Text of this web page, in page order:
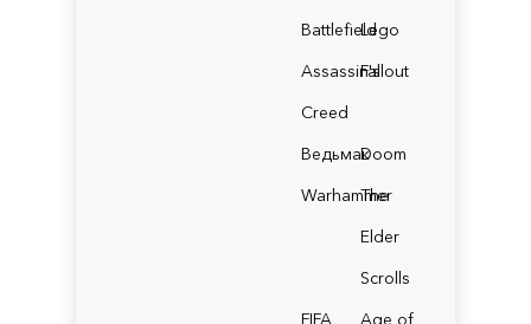
BattlefieldLego
Assassin's
Creed
Fallout
ВедьмакDoom
Warhammer
The
Elder
Scrolls
FIFA
Age of